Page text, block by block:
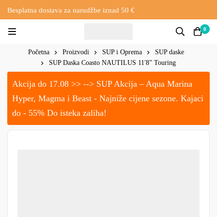
Besplatna dostava za narudžbe iznad 50 €
0
Početna Proizvodi SUP i Oprema
SUP daske
SUP Daska Coasto NAUTILUS 11′8” Touring
Akcija do 17.08 >> --> SUP Akcija – Aqua Marina
Hyper, Magma i Beast - Najniže cijene sezone. Kajaci
do - 55% Do isteka zaliha!